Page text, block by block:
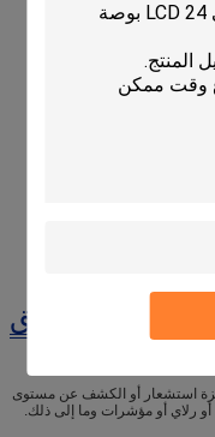
التطبيق
استشعار أو الكشف عن مستوى
رلاي أو مؤشرات وما إلى ذلك.